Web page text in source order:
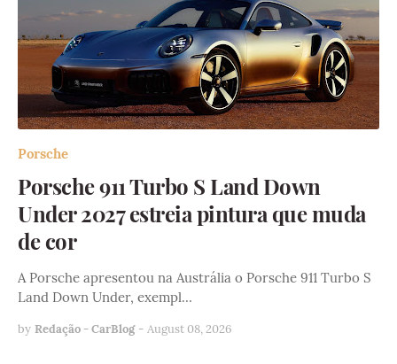
Porsche
Porsche 911 Turbo S Land Down
Under 2027 estreia pintura que muda
de cor
A Porsche apresentou na Austrália o Porsche 911 Turbo S
Land Down Under, exempl…
by Redação - CarBlog - August 08, 2026